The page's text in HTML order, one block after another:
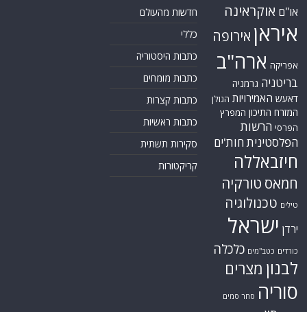
או"ם אוקראינה
איראן אירופה
אפריקה ארה"ב
בריטניה גרמניה
דאעש האמירויות הגולן
המזרח התיכון המפרץ
הפרסי הרשות
הפלסטיניתחות'ים
חיזבאללה
חמאס טורקיה
טילים טכנולוגיה
ירדן ישראל
כורדים כטב"מים כלכלה
לבנון מצרים
סוריה סחר סמים
חדשות מהעולם
כללי
כתבות היסטוריה
כתבות מומחים
כתבות קצרות
כתבות ראשיות
סקירות תשתית
קריקטורות